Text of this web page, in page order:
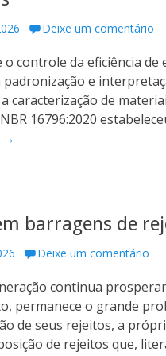
Deixe um comentário
o controle da eficiência
padronização e
caracterização de
16796:2020
→
barragens de
Deixe um comentário
continua
permanece o grande
de seus rejeitos, a
de rejeitos que,